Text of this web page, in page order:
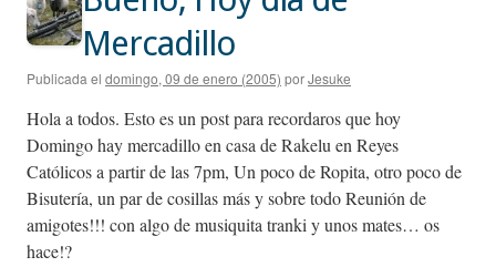
Mercadillo
Publicada el domingo, 09 de enero (2005) porJesuke
Hola a todos. Esto es un post para recordaros que hoy
Domingo hay mercadillo en casa de Rakelu en Reyes
Católicos a partir de las 7pm, Un poco de Ropita, otro poco de
Bisutería, un par de cosillas más y sobre todo Reunión de
amigotes!!! con algo de musiquita tranki y unos mates… os
hace!?